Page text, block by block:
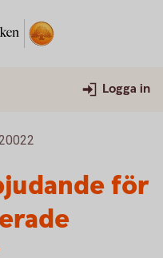
Logga in
för